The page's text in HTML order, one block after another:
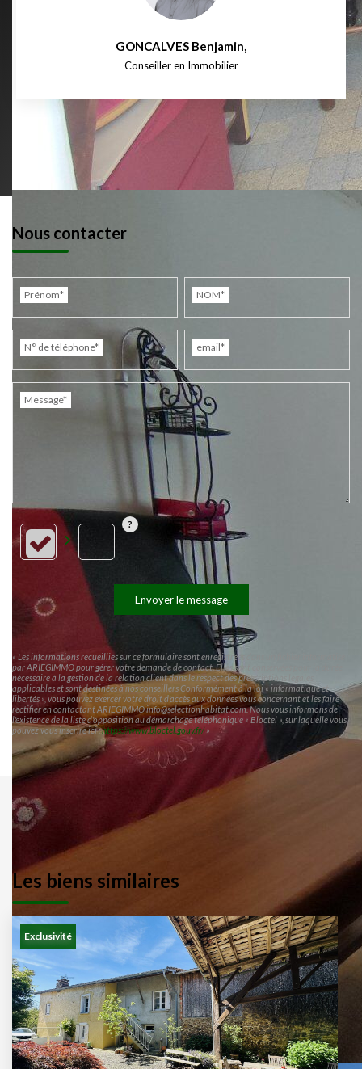
GONCALVES Benjamin,
Conseiller en Immobilier
Nous contacter
Prénom* NOM*
N° de téléphone* email*
Message*
Envoyer le message
« Les informations recueillies sur ce formulaire sont enregistrées dans un fichier informatisé
par ARIEGIMMO pour gérer votre demande de contact. Elles sont conservées pour la durée
nécessaire à la gestion de la relation client dans le respect des prescriptions légales
applicables et sont destinées à nos conseillers Conformément à la loi « informatique et
libertés », vous pouvez exercer votre droit d'accès aux données vous concernant et les faire
rectifier en contactant ARIEGIMMO info@selectionhabitat.com. Nous vous informons de
l'existence de la liste d'opposition au démarchage téléphonique « Bloctel », sur laquelle vous
pouvez vous inscrire ici :https://www.bloctel.gouv.fr/»
Les biens similaires
Exclusivité